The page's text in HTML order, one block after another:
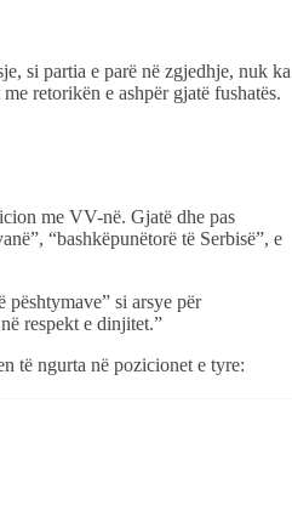
si partia e parë në zgjedhje, nuk ka
retorikën e ashpër gjatë fushatës.
me VV-në. Gjatë dhe pas
“bashkëpunëtorë të Serbisë”, e
si arsye për
respekt e dinjitet.”
të ngurta në pozicionet e tyre: